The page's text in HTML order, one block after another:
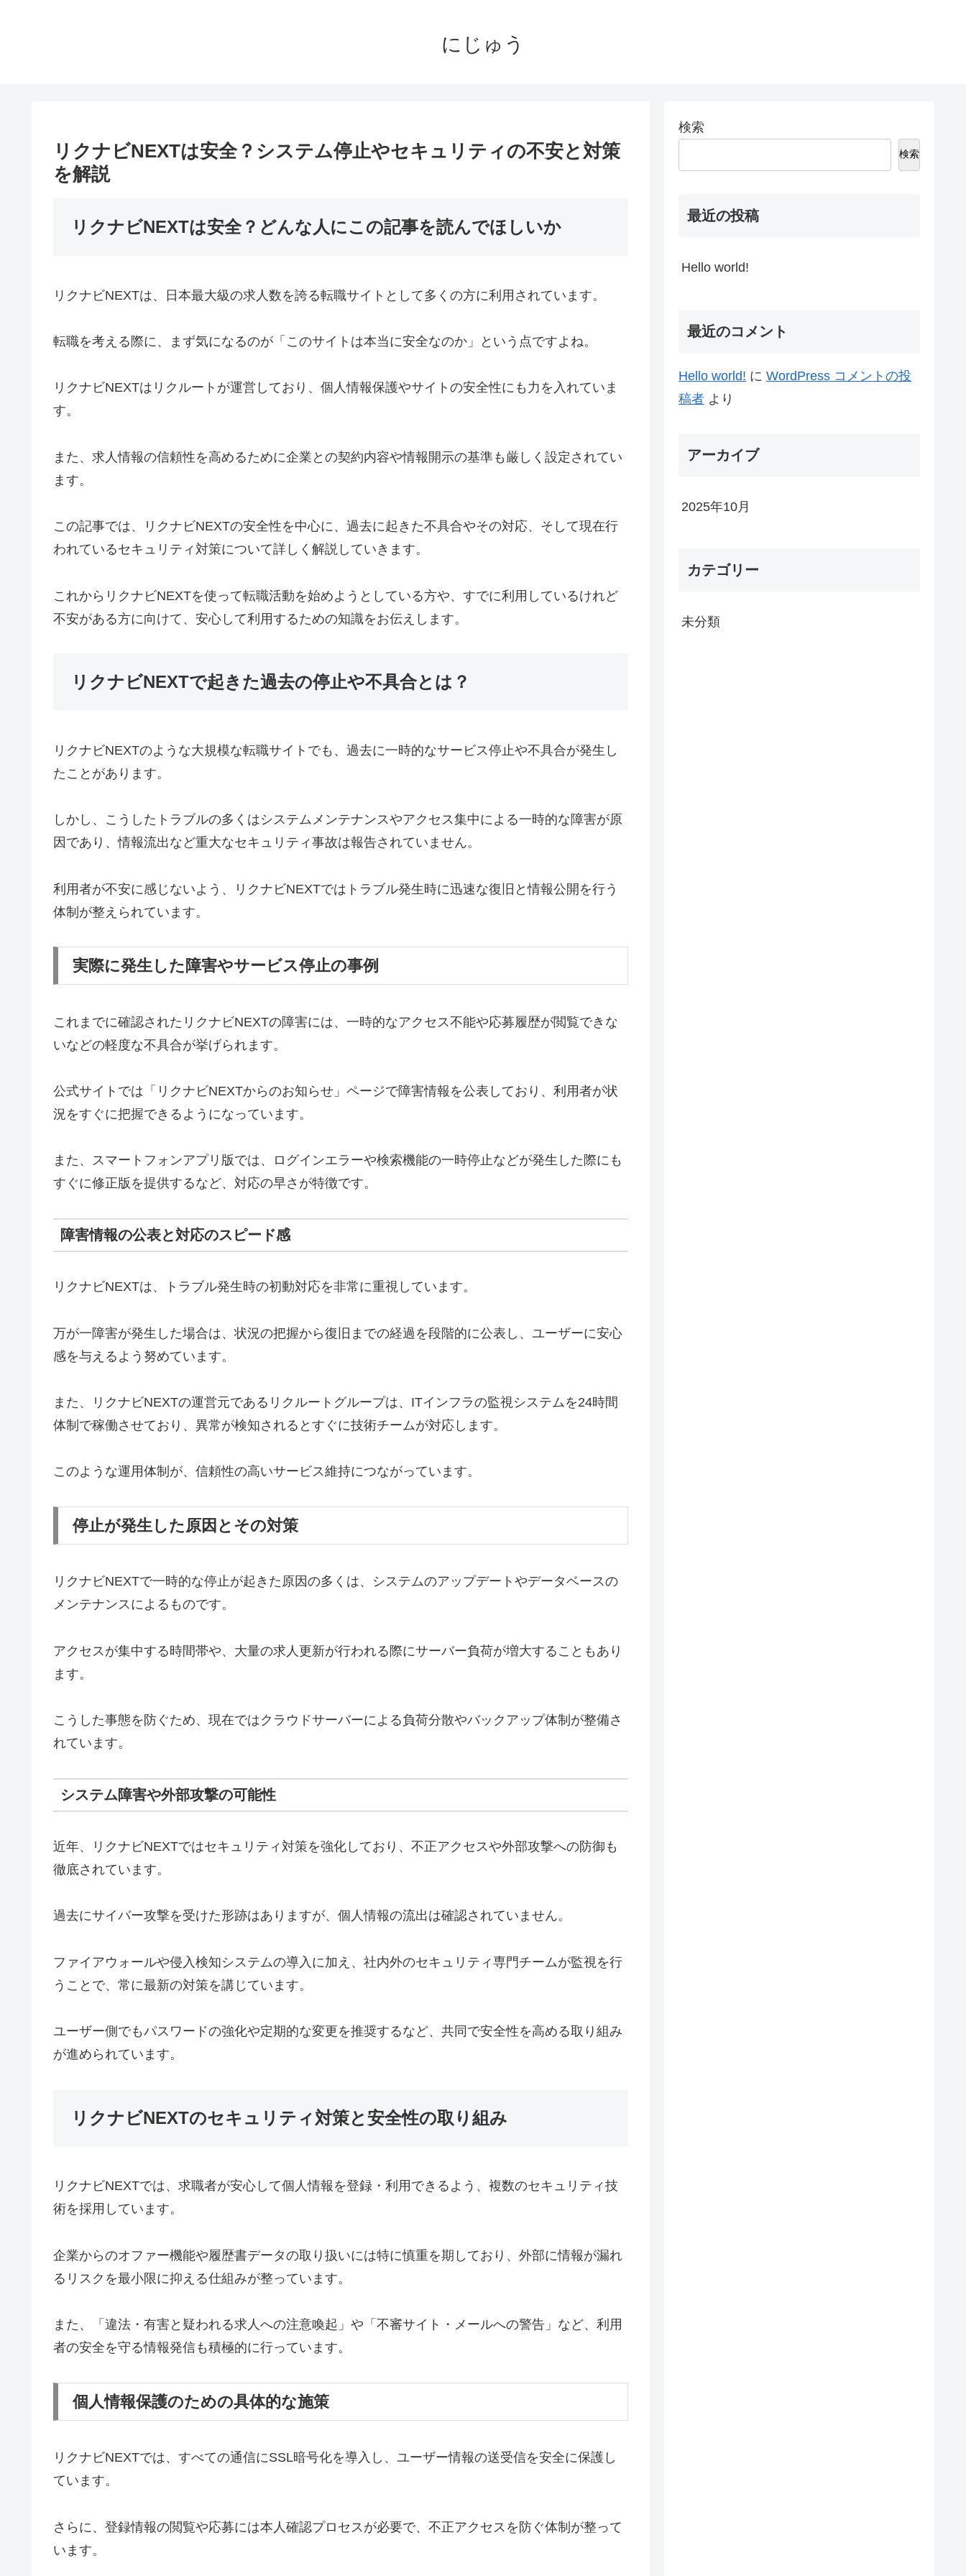
にじゅう
リクナビNEXTは安全？システム停止やセキュリティの不安と対策
を解説
リクナビNEXTは安全？どんな人にこの記事を読んでほしいか
リクナビNEXTは、日本最大級の求人数を誇る転職サイトとして多くの方に利用されています。
転職を考える際に、まず気になるのが「このサイトは本当に安全なのか」という点ですよね。
リクナビNEXTはリクルートが運営しており、個人情報保護やサイトの安全性にも力を入れていま
す。
また、求人情報の信頼性を高めるために企業との契約内容や情報開示の基準も厳しく設定されてい
ます。
この記事では、リクナビNEXTの安全性を中心に、過去に起きた不具合やその対応、そして現在行
われているセキュリティ対策について詳しく解説していきます。
これからリクナビNEXTを使って転職活動を始めようとしている方や、すでに利用しているけれど
不安がある方に向けて、安心して利用するための知識をお伝えします。
リクナビNEXTで起きた過去の停止や不具合とは？
リクナビNEXTのような大規模な転職サイトでも、過去に一時的なサービス停止や不具合が発生し
たことがあります。
しかし、こうしたトラブルの多くはシステムメンテナンスやアクセス集中による一時的な障害が原
因であり、情報流出など重大なセキュリティ事故は報告されていません。
利用者が不安に感じないよう、リクナビNEXTではトラブル発生時に迅速な復旧と情報公開を行う
体制が整えられています。
実際に発生した障害やサービス停止の事例
これまでに確認されたリクナビNEXTの障害には、一時的なアクセス不能や応募履歴が閲覧できな
いなどの軽度な不具合が挙げられます。
公式サイトでは「リクナビNEXTからのお知らせ」ページで障害情報を公表しており、利用者が状
況をすぐに把握できるようになっています。
また、スマートフォンアプリ版では、ログインエラーや検索機能の一時停止などが発生した際にも
すぐに修正版を提供するなど、対応の早さが特徴です。
障害情報の公表と対応のスピード感
リクナビNEXTは、トラブル発生時の初動対応を非常に重視しています。
万が一障害が発生した場合は、状況の把握から復旧までの経過を段階的に公表し、ユーザーに安心
感を与えるよう努めています。
また、リクナビNEXTの運営元であるリクルートグループは、ITインフラの監視システムを24時間
体制で稼働させており、異常が検知されるとすぐに技術チームが対応します。
このような運用体制が、信頼性の高いサービス維持につながっています。
停止が発生した原因とその対策
リクナビNEXTで一時的な停止が起きた原因の多くは、システムのアップデートやデータベースの
メンテナンスによるものです。
アクセスが集中する時間帯や、大量の求人更新が行われる際にサーバー負荷が増大することもあり
ます。
こうした事態を防ぐため、現在ではクラウドサーバーによる負荷分散やバックアップ体制が整備さ
れています。
システム障害や外部攻撃の可能性
近年、リクナビNEXTではセキュリティ対策を強化しており、不正アクセスや外部攻撃への防御も
徹底されています。
過去にサイバー攻撃を受けた形跡はありますが、個人情報の流出は確認されていません。
ファイアウォールや侵入検知システムの導入に加え、社内外のセキュリティ専門チームが監視を行
うことで、常に最新の対策を講じています。
ユーザー側でもパスワードの強化や定期的な変更を推奨するなど、共同で安全性を高める取り組み
が進められています。
リクナビNEXTのセキュリティ対策と安全性の取り組み
リクナビNEXTでは、求職者が安心して個人情報を登録・利用できるよう、複数のセキュリティ技
術を採用しています。
企業からのオファー機能や履歴書データの取り扱いには特に慎重を期しており、外部に情報が漏れ
るリスクを最小限に抑える仕組みが整っています。
また、「違法・有害と疑われる求人への注意喚起」や「不審サイト・メールへの警告」など、利用
者の安全を守る情報発信も積極的に行っています。
個人情報保護のための具体的な施策
リクナビNEXTでは、すべての通信にSSL暗号化を導入し、ユーザー情報の送受信を安全に保護し
ています。
さらに、登録情報の閲覧や応募には本人確認プロセスが必要で、不正アクセスを防ぐ体制が整って
います。
検索
検索
最近の投稿
Hello world!
最近のコメント
Hello world! に WordPress コメントの投
稿者 より
アーカイブ
2025年10月
カテゴリー
未分類